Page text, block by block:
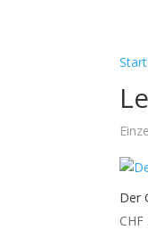
Start
Der
CHF